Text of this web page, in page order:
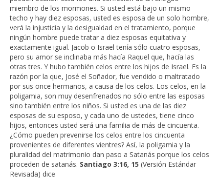
miembro de los mormones. Si usted está bajo un mismo
techo y hay diez esposas, usted es esposa de un solo hombre,
verá la injusticia y la desigualdad en el tratamiento, porque
ningún hombre puede tratar a diez esposas equitativa y
exactamente igual. Jacob o Israel tenía sólo cuatro esposas,
pero su amor se inclinaba más hacía Raquel que, hacía las
otras tres. Y hubo también celos entre los hijos de Israel. Es la
razón por la que, José el Soñador, fue vendido o maltratado
por sus once hermanos, a causa de los celos. Los celos, en la
poligamia, son muy desenfrenados no sólo entre las esposas
sino también entre los niños. Si usted es una de las diez
esposas de su esposo, y cada uno de ustedes, tiene cinco
hijos, entonces usted será una familia de más de cincuenta.
¿Cómo pueden prevenirse los celos entre los cincuenta
provenientes de diferentes vientres? Así, la poligamia y la
pluralidad del matrimonio dan paso a Satanás porque los celos
proceden de satanás. Santiago 3:16, 15 (Versión Estándar
Revisada) dice